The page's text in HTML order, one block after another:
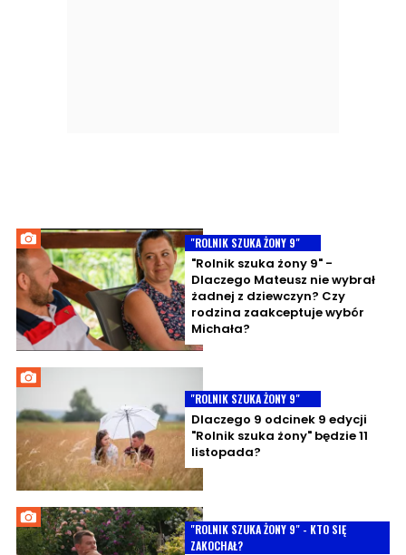
"ROLNIK SZUKA ŻONY 9"
"Rolnik szuka żony 9" -
Dlaczego Mateusz nie wybrał
żadnej z dziewczyn? Czy
rodzina zaakceptuje wybór
Michała?
"ROLNIK SZUKA ŻONY 9"
Dlaczego 9 odcinek 9 edycji
"Rolnik szuka żony" będzie 11
listopada?
"ROLNIK SZUKA ŻONY 9" - KTO SIĘ
ZAKOCHAŁ?